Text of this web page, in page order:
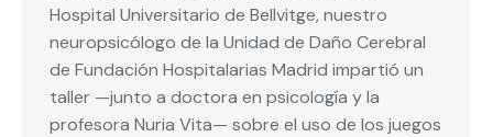
Hospital Universitario de Bellvitge, nuestro
neuropsicólogo de la Unidad de Daño Cerebral
de Fundación Hospitalarias Madrid impartió un
taller —junto a doctora en psicología y la
profesora Nuria Vita— sobre el uso de los juegos